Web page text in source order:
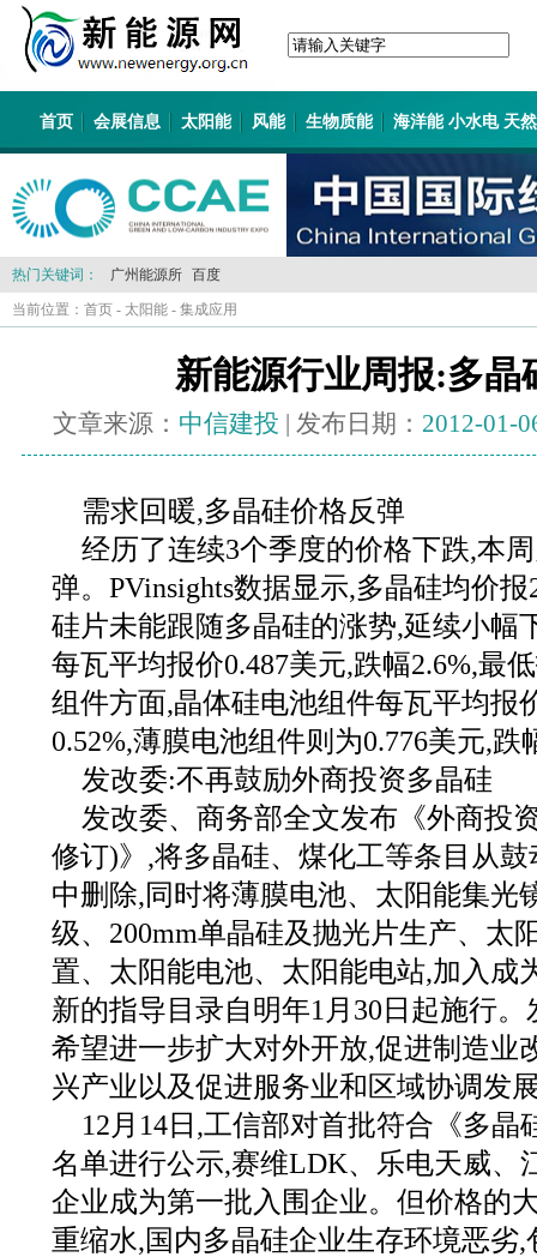
首页 会展信息 太阳能 风能 生物质能 海洋能 小水电 天
热门关键词： 广州能源所 百度
当前位置： 首页 - 太阳能 - 集成应用
新能源行业周报:多晶
文章来源： 中信建投 | 发布日期： 2012-01-
需求回暖,多晶硅价格反弹
经历了连续3个季度的价格下跌,本
弹。PVinsights数据显示,多晶硅均价
硅片未能跟随多晶硅的涨势,延续小幅
每瓦平均报价0.487美元,跌幅2.6%,最
组件方面,晶体硅电池组件每瓦平均报
0.52%,薄膜电池组件则为0.776美元,跌
发改委:不再鼓励外商投资多晶硅
发改委、商务部全文发布《外商投
修订)》,将多晶硅、煤化工等条目从
中删除,同时将薄膜电池、太阳能集光
级、200mm单晶硅及抛光片生产、太
置、太阳能电池、太阳能电站,加入成
新的指导目录自明年1月30日起施行
希望进一步扩大对外开放,促进制造业
兴产业以及促进服务业和区域协调发
12月14日,工信部对首批符合《多晶
名单进行公示,赛维LDK、乐电天威、
企业成为第一批入围企业。但价格的
重缩水,国内多晶硅企业生存环境恶劣